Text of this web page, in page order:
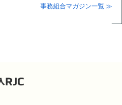
事務組合マガジン一覧 ≫